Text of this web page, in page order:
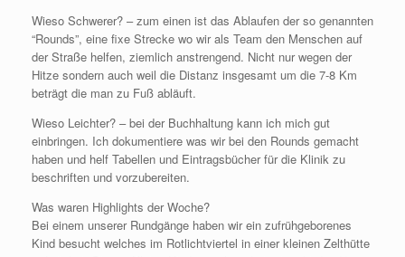
Wieso Schwerer? – zum einen ist das Ablaufen der so genannten
“Rounds”, eine fixe Strecke wo wir als Team den Menschen auf
der Straße helfen, ziemlich anstrengend. Nicht nur wegen der
Hitze sondern auch weil die Distanz insgesamt um die 7-8 Km
beträgt die man zu Fuß abläuft.
Wieso Leichter? – bei der Buchhaltung kann ich mich gut
einbringen. Ich dokumentiere was wir bei den Rounds gemacht
haben und helf Tabellen und Eintragsbücher für die Klinik zu
beschriften und vorzubereiten.
Was waren Highlights der Woche?
Bei einem unserer Rundgänge haben wir ein zufrühgeborenes
Kind besucht welches im Rotlichtviertel in einer kleinen Zelthütte